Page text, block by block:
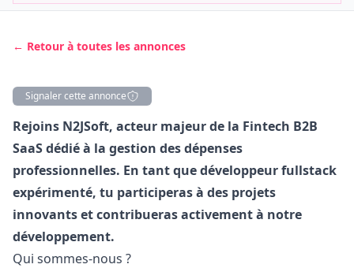
← Retour à toutes les annonces
Signaler cette annonce
Description
Rejoins N2JSoft, acteur majeur de la Fintech B2B
SaaS dédié à la gestion des dépenses
professionnelles. En tant que développeurfullstack
expérimenté, tu participeras à des projets
innovants et contribueras activement à notre
développement.
Qui sommes-nous ?